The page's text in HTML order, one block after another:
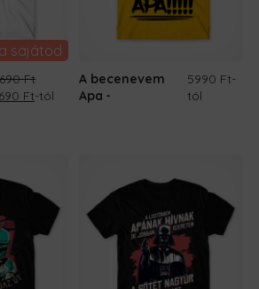
sajátod
Ft
FtCurrent
-tól
A becenevem
Apa
5990 Ft-
tól